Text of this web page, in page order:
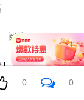
阅读 14928
特朗普要对
0 0